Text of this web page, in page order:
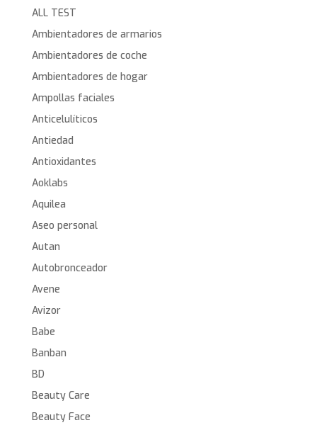
ALL TEST
Ambientadores de armarios
Ambientadores de coche
Ambientadores de hogar
Ampollas faciales
Anticelulíticos
Antiedad
Antioxidantes
Aoklabs
Aquilea
Aseo personal
Autan
Autobronceador
Avene
Avizor
Babe
Banban
BD
Beauty Care
Beauty Face